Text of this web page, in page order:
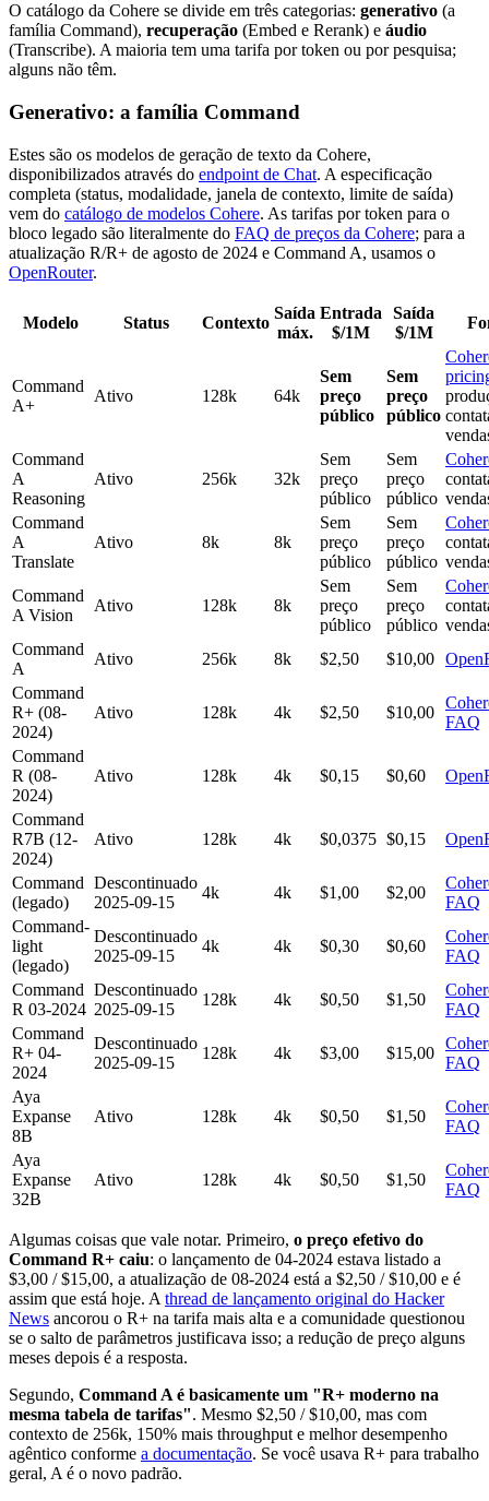
O catálogo da Cohere se divide em três categorias: generativo (a
família Command), recuperação (Embed e Rerank) e áudio
(Transcribe). A maioria tem uma tarifa por token ou por pesquisa;
alguns não têm.
Generativo: a família Command
Estes são os modelos de geração de texto da Cohere,
disponibilizados através do endpoint de Chat. A especificação
completa (status, modalidade, janela de contexto, limite de saída)
vem do catálogo de modelos Cohere. As tarifas por token para o
bloco legado são literalmente do FAQ de preços da Cohere; para a
atualização R/R+ de agosto de 2024 e Command A, usamos o
OpenRouter.
Modelo Status Contexto
Saída
máx.
Entrada
$/1M
Saída
$/1M
Command
A+
Ativo 128k 64k
Sem
preço
público
Sem
preço
público
Command
A
Reasoning
Ativo 256k 32k
Sem
preço
público
Sem
preço
público
Command
A
Translate
Ativo 8k 8k
Sem
preço
público
Sem
preço
público
Command
A Vision
Ativo 128k 8k
Sem
preço
público
Sem
preço
público
Command
A
Ativo 256k 8k $2,50 $10,00
Command
R+ (08-
2024)
Ativo 128k 4k $2,50 $10,00
FAQ
Command
R (08-
2024)
Ativo 128k 4k $0,15 $0,60
Command
R7B (12-
2024)
Ativo 128k 4k $0,0375 $0,15
Command
(legado)
Descontinuado
2025-09-15
4k 4k $1,00 $2,00
FAQ
Command-
light
(legado)
Descontinuado
2025-09-15
4k 4k $0,30 $0,60
FAQ
Command
R 03-2024
Descontinuado
2025-09-15
128k 4k $0,50 $1,50
FAQ
Command
R+ 04-
2024
Descontinuado
2025-09-15
128k 4k $3,00 $15,00
FAQ
Aya
Expanse
8B
Ativo 128k 4k $0,50 $1,50
FAQ
Aya
Expanse
32B
Ativo 128k 4k $0,50 $1,50
FAQ
Algumas coisas que vale notar. Primeiro, o preço efetivo do
Command R+ caiu: o lançamento de 04-2024 estava listado a
$3,00 / $15,00, a atualização de 08-2024 está a $2,50 / $10,00 e é
assim que está hoje. A thread de lançamento original do Hacker
News ancorou o R+ na tarifa mais alta e a comunidade questionou
se o salto de parâmetros justificava isso; a redução de preço alguns
meses depois é a resposta.
Segundo, Command A é basicamente um "R+ moderno na
mesma tabela de tarifas". Mesmo $2,50 / $10,00, mas com
contexto de 256k, 150% mais throughput e melhor desempenho
agêntico conforme a documentação. Se você usava R+ para trabalho
geral, A é o novo padrão.